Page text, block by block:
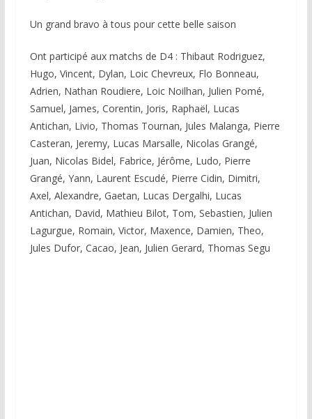
Un grand bravo à tous pour cette belle saison
Ont participé aux matchs de D4 : Thibaut Rodriguez,
Hugo, Vincent, Dylan, Loic Chevreux, Flo Bonneau,
Adrien, Nathan Roudiere, Loic Noilhan, Julien Pomé,
Samuel, James, Corentin, Joris, Raphaël, Lucas
Antichan, Livio, Thomas Tournan, Jules Malanga, Pierre
Casteran, Jeremy, Lucas Marsalle, Nicolas Grangé,
Juan, Nicolas Bidel, Fabrice, Jérôme, Ludo, Pierre
Grangé, Yann, Laurent Escudé, Pierre Cidin, Dimitri,
Axel, Alexandre, Gaetan, Lucas Dergalhi, Lucas
Antichan, David, Mathieu Bilot, Tom, Sebastien, Julien
Lagurgue, Romain, Victor, Maxence, Damien, Theo,
Jules Dufor, Cacao, Jean, Julien Gerard, Thomas Segu